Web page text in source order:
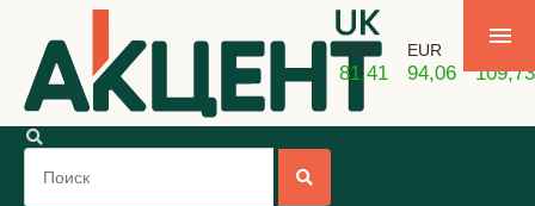
USD
81,41
EUR
94,06 109,73